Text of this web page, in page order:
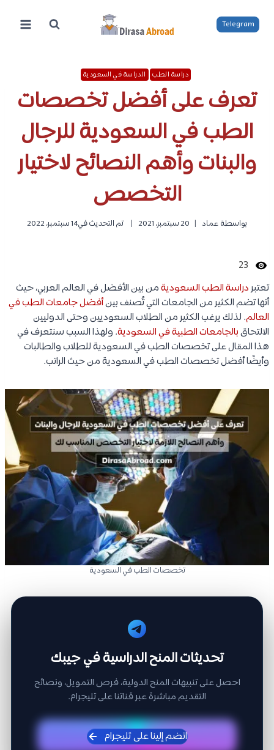
المحتوى
Telegram
دراسة الطب الدراسة في السعودية
تعرف على أفضل تخصصات
الطب في السعودية للرجال
والبنات وأهم النصائح لاختيار
التخصص
بواسطة عماد 20 سبتمبر، 2021 تم التحديث في14 سبتمبر، 2022
23
تعتبردراسة الطب السعوديةمن بين الأفضل في العالم العربي، حيث
أنها تضم الكثير من الجامعات التي تُصنف بينأفضل جامعات الطب في
العالم. لذلك يرغب الكثير من الطلاب السعوديين وحتى الدوليين
الالتحاقبالجامعات الطبية في السعودية. ولهذا السبب سنتعرف في
هذا المقال على تخصصات الطب في السعودية للطلاب والطالبات
وأيضًا أفضل تخصصات الطب في السعودية من حيث الراتب.
تخصصات الطب في السعودية
تحديثات المنح الدراسية في جيبك
احصل على تنبيهات المنح الدولية، فرص التمويل، ونصائح
التقديم مباشرة عبر قناتنا على تليجرام.
انضم إلينا على تليجرام